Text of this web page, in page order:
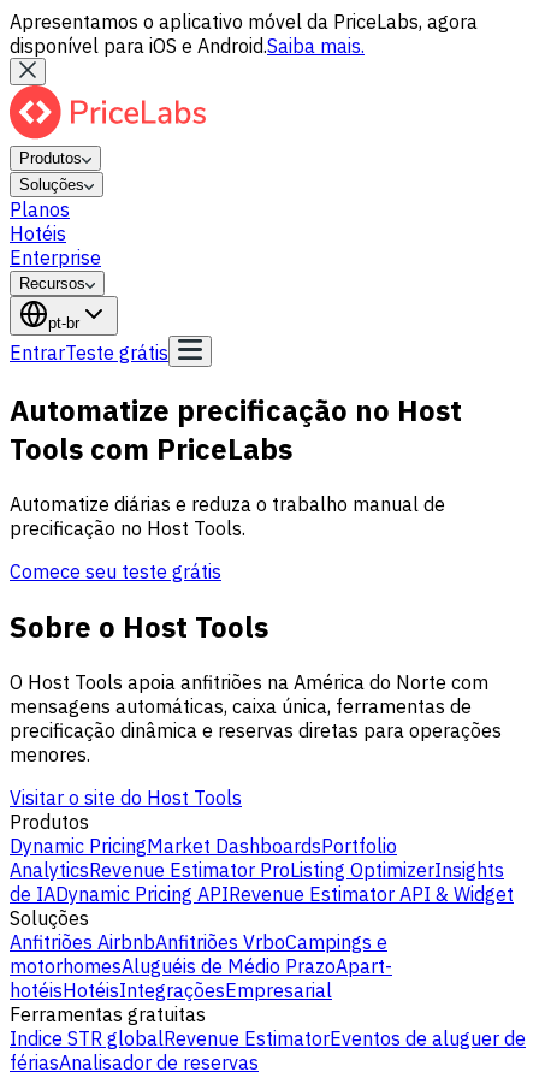
Apresentamos o aplicativo móvel da PriceLabs, agora
disponível para iOS e Android.Saiba mais.
Produtos
Soluções
Planos
Hotéis
Enterprise
Recursos
pt-br
EntrarTeste grátis
Automatize precificação no Host
Tools com PriceLabs
Automatize diárias e reduza o trabalho manual de
precificação no Host Tools.
Comece seu teste grátis
Sobre o Host Tools
O Host Tools apoia anfitriões na América do Norte com
mensagens automáticas, caixa única, ferramentas de
precificação dinâmica e reservas diretas para operações
menores.
Visitar o site do Host Tools
Produtos
Dynamic PricingMarket DashboardsPortfolio
AnalyticsRevenue Estimator ProListing OptimizerInsights
de IADynamic Pricing APIRevenue Estimator API & Widget
Soluções
Anfitriões AirbnbAnfitriões VrboCampings e
motorhomesAluguéis de Médio PrazoApart-
hotéisHotéisIntegraçõesEmpresarial
Ferramentas gratuitas
Indice STR globalRevenue EstimatorEventos de aluguer de
fériasAnalisador de reservas